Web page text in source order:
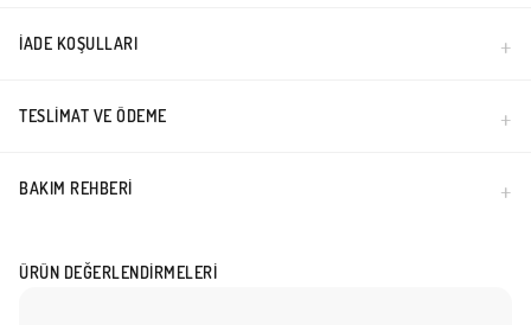
İADE KOŞULLARI
TESLIMAT VE ÖDEME
BAKIM REHBERI
ÜRÜN DEĞERLENDIRMELERI